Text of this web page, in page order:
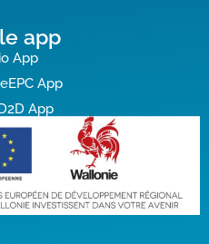
app
App
App
App